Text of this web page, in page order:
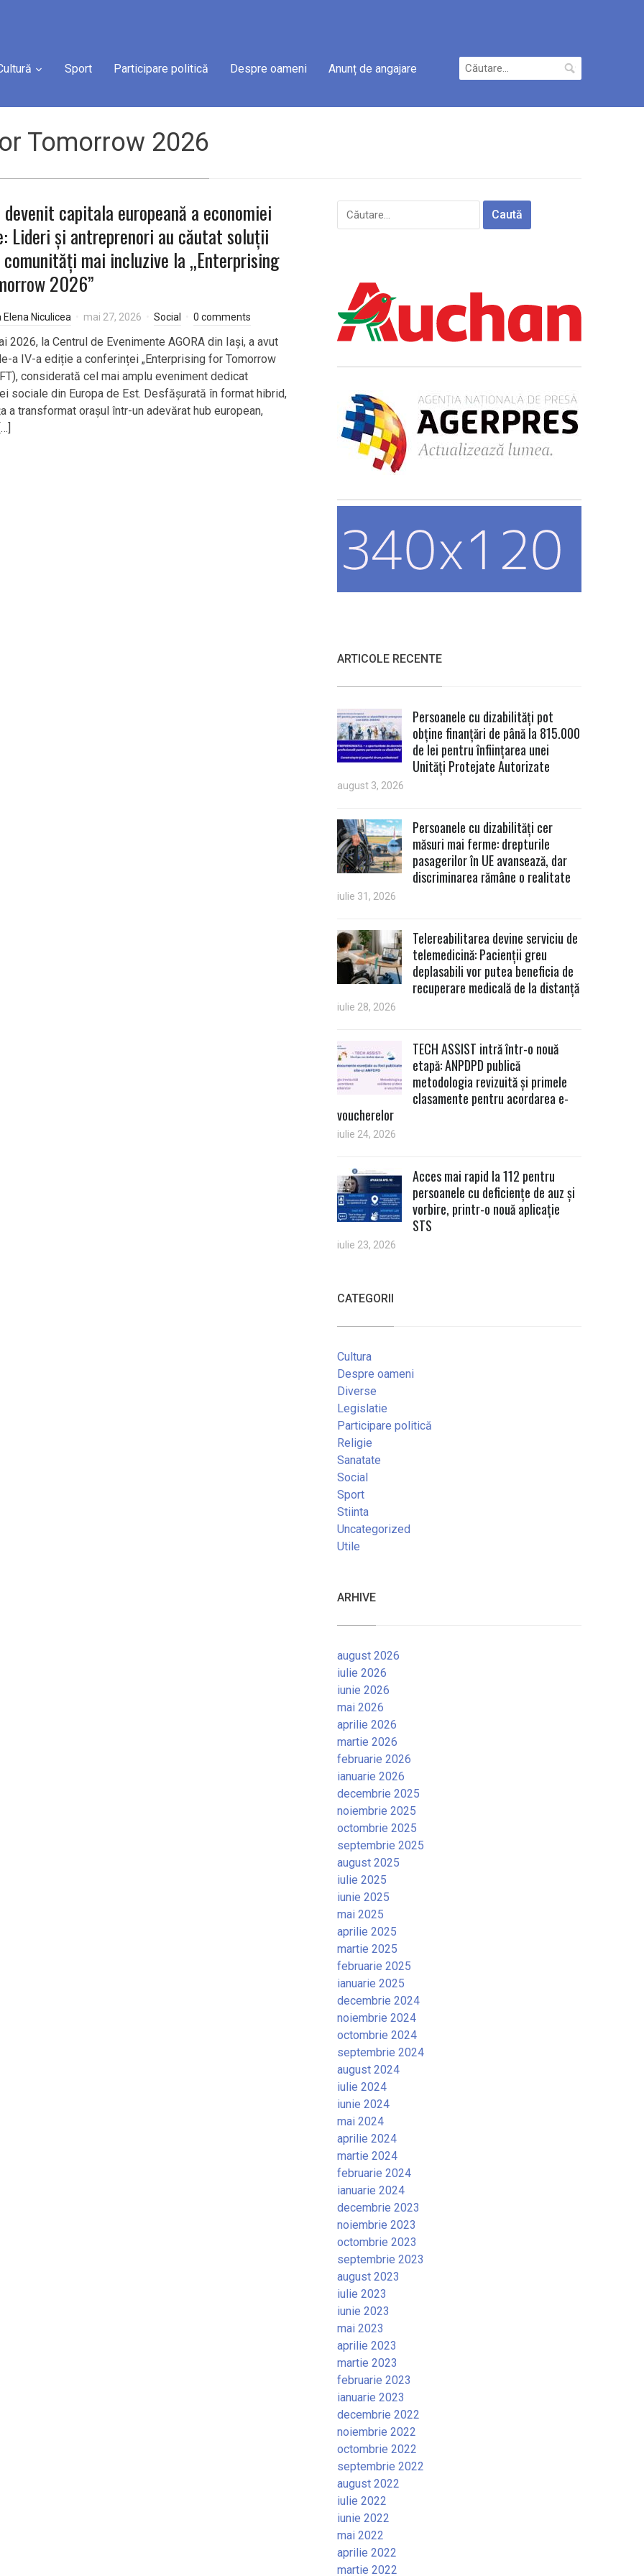
Sport Participare politică Despre oameni Anunț de angajare
Caută
după:
Tomorrow 2026
capitala europeană a economiei
Lideri și antreprenori au căutat soluții
mai incluzive la „Enterprising
2026”
Elena Niculicea mai 27, 2026 Social 0 comments
2026, la Centrul de Evenimente AGORA din Iași, a avut
a IV-a ediție a conferinței „Enterprising for Tomorrow
considerată cel mai amplu eveniment dedicat
sociale din Europa de Est. Desfășurată în format hibrid,
a transformat orașul într-un adevărat hub european,
Caută
după:
ARTICOLE RECENTE
Persoanele cu dizabilități pot
obține finanțări de până la 815.000
de lei pentru înființarea unei
Unități Protejate Autorizate
august 3, 2026
Persoanele cu dizabilități cer
măsuri mai ferme: drepturile
pasagerilor în UE avansează, dar
discriminarea rămâne o realitate
iulie 31, 2026
Telereabilitarea devine serviciu de
telemedicină: Pacienții greu
deplasabili vor putea beneficia de
recuperare medicală de la distanță
iulie 28, 2026
TECH ASSIST intră într-o nouă
etapă: ANPDPD publică
metodologia revizuită și primele
clasamente pentru acordarea e-
voucherelor
iulie 24, 2026
Acces mai rapid la 112 pentru
persoanele cu deficiențe de auz și
vorbire, printr-o nouă aplicație
STS
iulie 23, 2026
CATEGORII
Cultura
Despre oameni
Diverse
Legislatie
Participare politică
Religie
Sanatate
Social
Sport
Stiinta
Uncategorized
Utile
ARHIVE
august 2026
iulie 2026
iunie 2026
mai 2026
aprilie 2026
martie 2026
februarie 2026
ianuarie 2026
decembrie 2025
noiembrie 2025
octombrie 2025
septembrie 2025
august 2025
iulie 2025
iunie 2025
mai 2025
aprilie 2025
martie 2025
februarie 2025
ianuarie 2025
decembrie 2024
noiembrie 2024
octombrie 2024
septembrie 2024
august 2024
iulie 2024
iunie 2024
mai 2024
aprilie 2024
martie 2024
februarie 2024
ianuarie 2024
decembrie 2023
noiembrie 2023
octombrie 2023
septembrie 2023
august 2023
iulie 2023
iunie 2023
mai 2023
aprilie 2023
martie 2023
februarie 2023
ianuarie 2023
decembrie 2022
noiembrie 2022
octombrie 2022
septembrie 2022
august 2022
iulie 2022
iunie 2022
mai 2022
aprilie 2022
martie 2022